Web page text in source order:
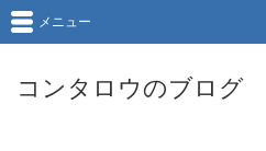
コンタロウのブログ
メニュー